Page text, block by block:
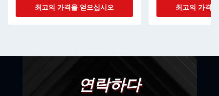
최고의 가격을 얻으십시오 최고의 가격
연락하다